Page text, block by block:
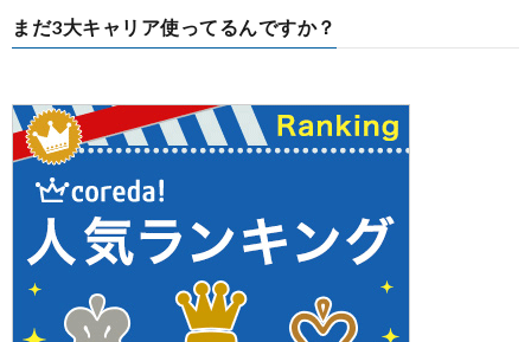
まだ3大キャリア使ってるんですか？